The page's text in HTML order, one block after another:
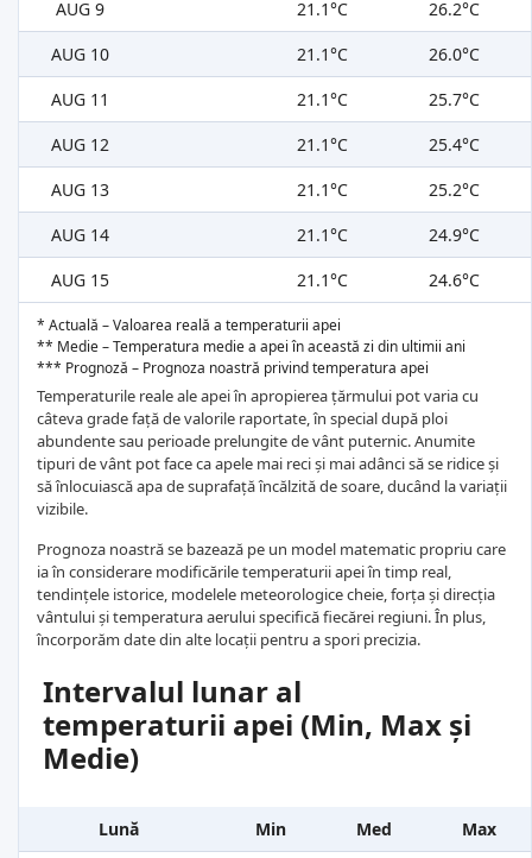
AUG 9 21.1°C
26.2°C
AUG 10
21.1°C
26.0°C
AUG 11
21.1°C
25.7°C
AUG 12
21.1°C
25.4°C
AUG 13
21.1°C
25.2°C
AUG 14
21.1°C
24.9°C
AUG 15
21.1°C 24.6°C
* Actuală – Valoarea reală a temperaturii apei
** Medie – Temperatura medie a apei în această zi din ultimii ani
*** Prognoză – Prognoza noastră privind temperatura apei
Temperaturile reale ale apei în apropierea țărmului pot varia cu
câteva grade față de valorile raportate, în special după ploi
abundente sau perioade prelungite de vânt puternic. Anumite
tipuri de vânt pot face ca apele mai reci și mai adânci să se ridice și
să înlocuiască apa de suprafață încălzită de soare, ducând la variații
vizibile.
Prognoza noastră se bazează pe un model matematic propriu care
ia în considerare modificările temperaturii apei în timp real,
tendințele istorice, modelele meteorologice cheie, forța și direcția
vântului și temperatura aerului specifică fiecărei regiuni. În plus,
încorporăm date din alte locații pentru a spori precizia.
Intervalul lunar al
temperaturii apei (Min, Max și
Medie)
Lună Min Med
Max